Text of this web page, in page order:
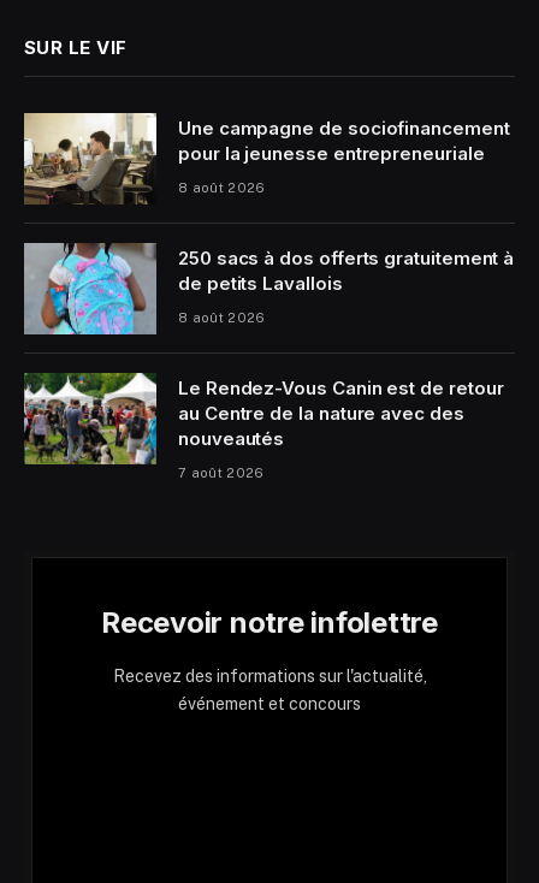
SUR LE VIF
Une campagne de sociofinancement
pour la jeunesse entrepreneuriale
8 août 2026
250 sacs à dos offerts gratuitement à
de petits Lavallois
8 août 2026
Le Rendez-Vous Canin est de retour
au Centre de la nature avec des
nouveautés
7 août 2026
Recevoir notre infolettre
Recevez des informations sur l'actualité,
événement et concours